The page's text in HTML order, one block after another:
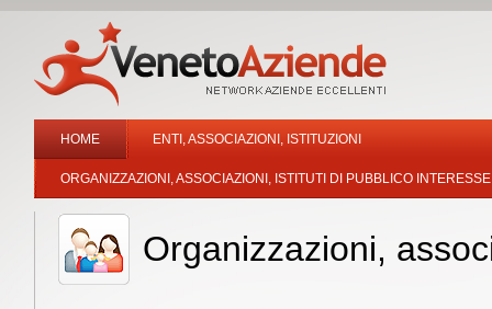
HOME ENTI, ASSOCIAZIONI, ISTITUZIONI
ORGANIZZAZIONI, ASSOCIAZIONI, ISTITUTI DI PUBBLICO INTERESSE
Organizzazioni,